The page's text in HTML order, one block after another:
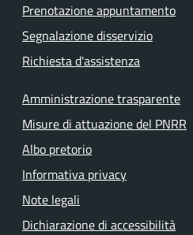
Prenotazione appuntamento
Segnalazione disservizio
Richiesta d'assistenza
Amministrazione trasparente
Misure di attuazione del PNRR
Albo pretorio
Informativa privacy
Note legali
Dichiarazione di accessibilità